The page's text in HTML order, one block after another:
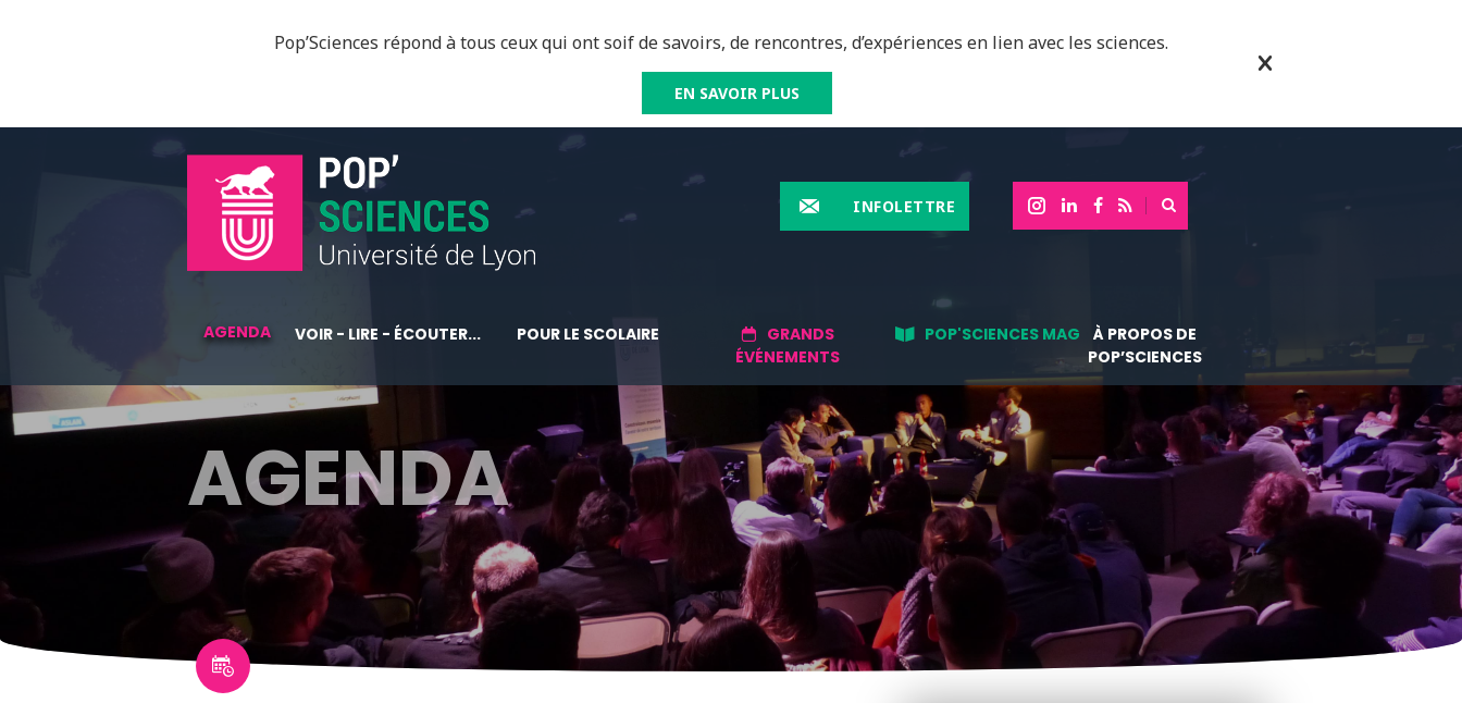
Pop’Sciences répond à tous ceux qui ont soif de savoirs, de rencontres, d’expériences en lien avec les sciences.
EN SAVOIR PLUS
INFOLETTRE
AGENDA VOIR - LIRE - ÉCOUTER... POUR LE SCOLAIRE
GRANDS
ÉVÉNEMENTS
POP'SCIENCES MAG
À PROPOS DE
POP’SCIENCES
AGENDA